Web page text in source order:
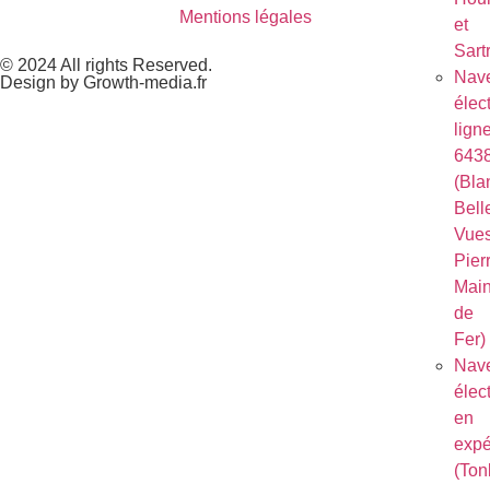
et
de
Fer)
en
Mentions légales
© 2024 All rights Reserved.
Design by Growth-media.fr